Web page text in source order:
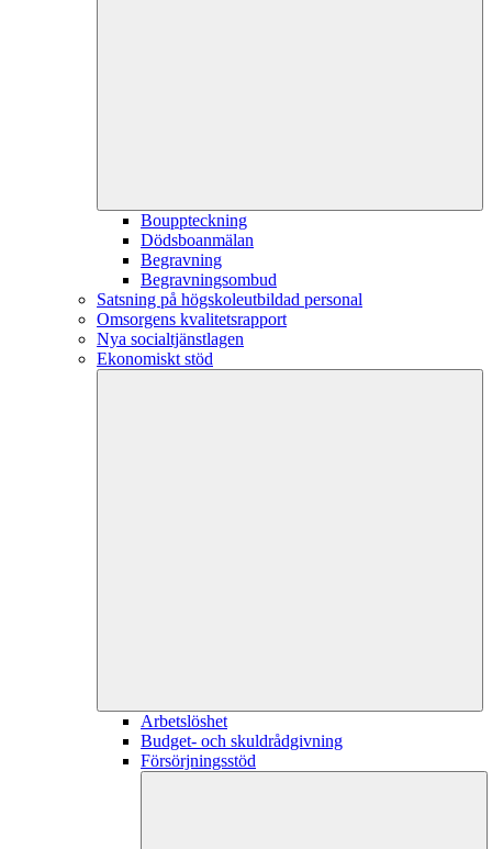
Bouppteckning
Dödsboanmälan
Begravning
Begravningsombud
Satsning på högskoleutbildad personal
Omsorgens kvalitetsrapport
Nya socialtjänstlagen
Ekonomiskt stöd
Arbetslöshet
Budget- och skuldrådgivning
Försörjningsstöd